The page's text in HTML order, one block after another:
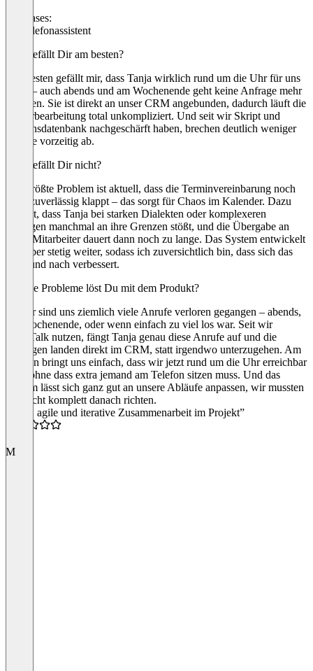
Use cases:
KI-Telefonassistent
Was gefällt Dir am besten?
Am besten gefällt mir, dass Tanja wirklich rund um die Uhr für uns
da ist – auch abends und am Wochenende geht keine Anfrage mehr
verloren. Sie ist direkt an unser CRM angebunden, dadurch läuft die
Weiterbearbeitung total unkompliziert. Und seit wir Skript und
Wissensdatenbank nachgeschärft haben, brechen deutlich weniger
Anrufe vorzeitig ab.
Was gefällt Dir nicht?
Das größte Problem ist aktuell, dass die Terminvereinbarung noch
nicht zuverlässig klappt – das sorgt für Chaos im Kalender. Dazu
kommt, dass Tanja bei starken Dialekten oder komplexeren
Anliegen manchmal an ihre Grenzen stößt, und die Übergabe an
einen Mitarbeiter dauert dann noch zu lange. Das System entwickelt
sich aber stetig weiter, sodass ich zuversichtlich bin, dass sich das
nach und nach verbessert.
Welche Probleme löst Du mit dem Produkt?
Vorher sind uns ziemlich viele Anrufe verloren gegangen – abends,
am Wochenende, oder wenn einfach zu viel los war. Seit wir
ScaleTalk nutzen, fängt Tanja genau diese Anrufe auf und die
Anfragen landen direkt im CRM, statt irgendwo unterzugehen. Am
meisten bringt uns einfach, dass wir jetzt rund um die Uhr erreichbar
sind, ohne dass extra jemand am Telefon sitzen muss. Und das
System lässt sich ganz gut an unsere Abläufe anpassen, wir mussten
uns nicht komplett danach richten.
“enge, agile und iterative Zusammenarbeit im Projekt”
M